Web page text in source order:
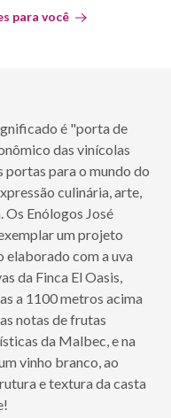
para você
é "porta de
das vinícolas
portas para o mundo do
culinária, arte,
Os Enólogos José
um projeto
elaborado com a uva
da Finca El Oasis,
a 1100 metros acima
notas de frutas
da Malbec, e na
vinho branco, ao
e textura da casta